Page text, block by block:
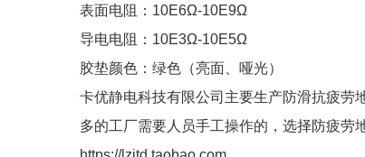
表面电阻：10E6Ω-10E9Ω
导电电阻：10E3Ω-10E5Ω
胶垫颜色：绿色（亮面、哑光）
卡优静电科技有限公司主要生产防滑抗疲劳
多的工厂需要人员手工操作的，选择防疲劳